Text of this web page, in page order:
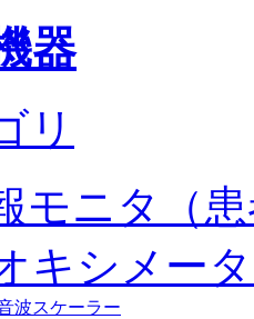
器
リ
モニタ（
キシメー
波スケーラー